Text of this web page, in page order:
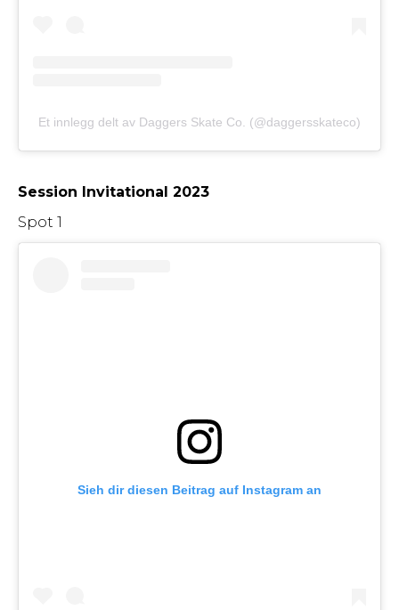
Et innlegg delt av Daggers Skate Co. (@daggersskateco)
Session Invitational 2023
Spot 1
Sieh dir diesen Beitrag auf Instagram an